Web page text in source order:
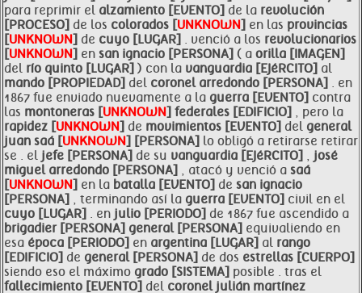
para reprimir el alzamiento [EVENTO] de la revolución
[PROCESO] de los colorados [UNKNOWN] en las provincias
[UNKNOWN] de cuyo [LUGAR] . venció a los revolucionarios
[UNKNOWN] en san ignacio [PERSONA] ( a orilla [IMAGEN]
del río quinto [LUGAR] ) con la vanguardia [EJéRCITO] al
mando [PROPIEDAD] del coronel arredondo [PERSONA] . en
1867 fue enviado nuevamente a la guerra [EVENTO] contra
las montoneras [UNKNOWN] federales [EDIFICIO] , pero la
rapidez [UNKNOWN] de movimientos [EVENTO] del general
juan saá [UNKNOWN] [PERSONA] lo obligó a retirarse retirar
se . el jefe [PERSONA] de su vanguardia [EJéRCITO] , josé
miguel arredondo [PERSONA] , atacó y venció a saá
[UNKNOWN] en la batalla [EVENTO] de san ignacio
[PERSONA] , terminando así la guerra [EVENTO] civil en el
cuyo [LUGAR] . en julio [PERIODO] de 1867 fue ascendido a
brigadier [PERSONA] general [PERSONA] equivaliendo en
esa época [PERIODO] en argentina [LUGAR] al rango
[EDIFICIO] de general [PERSONA] de dos estrellas [CUERPO]
siendo eso el máximo grado [SISTEMA] posible . tras el
fallecimiento [EVENTO] del coronel julián martínez